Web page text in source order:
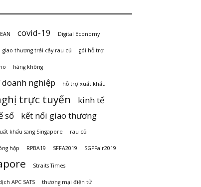
covid-19 Digital Economy
giao thương trái cây rau củ gói hỗ trợ
hàng không
nghiệp hỗ trợ xuất khẩu
trực tuyến
kinh tế
số
kết nối giao thương
khẩu sang Singapore rau củ
hộp RPBA19 SFFA2019 SGPFair2019
Straits Times
APC SATS thương mại điện tử